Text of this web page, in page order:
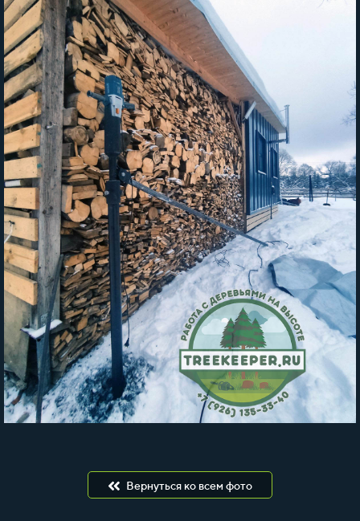
Вернуться ко всем фото